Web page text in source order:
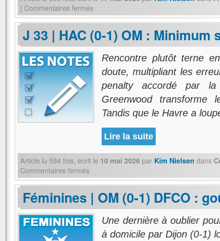
| Commentaires fermés
J 33 | HAC (0-1) OM : Minimum
Rencontre plutôt terne
doute, multipliant les
penalty accordé par
Greenwood
Tandis que le Havre a
Lire la suite
Article lu 594fois, écrit le 10 mai 2026 par Kim Nielsen dans
Commentaires fermés
Féminines | OM (0-1) DFCO :
Une dernière à oublier
à domicile par Dijon (0-1)